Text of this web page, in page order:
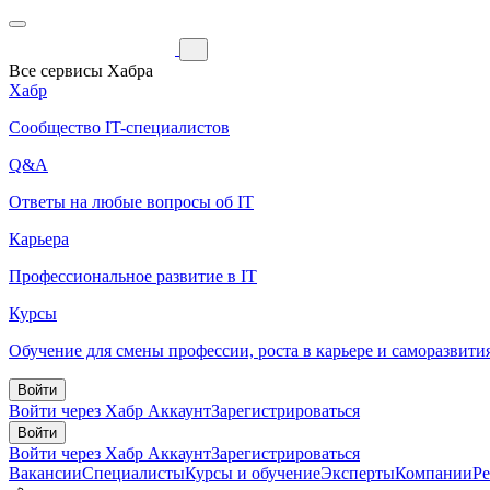
Все сервисы Хабра
Хабр
Сообщество IT-специалистов
Q&A
Ответы на любые вопросы об IT
Карьера
Профессиональное развитие в IT
Курсы
Обучение для смены профессии, роста в карьере и
Войти
Войти через Хабр АккаунтЗарегистрироваться
Войти
Войти через Хабр АккаунтЗарегистрироваться
ВакансииСпециалистыКурсы и обучениеЭкспертыКомпании